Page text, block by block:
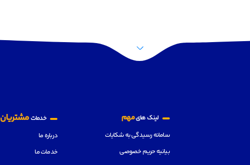
لینک هایمهم
سامانه رسیدگی به شکایات
بیانیه حریم خصوصی
خدماتمشتریان
درباره ما
خدمات ما